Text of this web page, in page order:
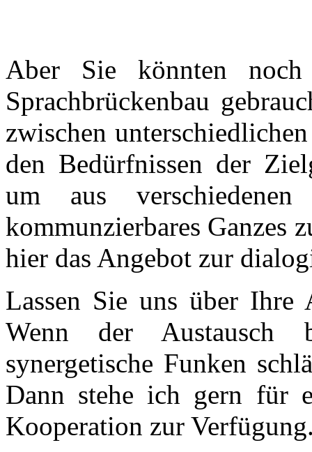
Aber Sie könnten
Sprachbrückenbau
zwischen
den Bedürfnissen der
um aus
kommunzierbares Ganzes
hier das Angebot zur
Lassen Sie uns über Ihre
Wenn der Austausch
synergetische Funken
Dann stehe ich gern für
Kooperation zur